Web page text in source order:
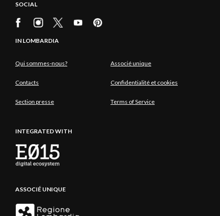
SOCIAL
IN LOMBARDIA
Qui sommes-nous? Associé unique
Contacts Confidentialité et cookies
Section presse Terms of Service
INTEGRATED WITH
ASSOCIÉ UNIQUE